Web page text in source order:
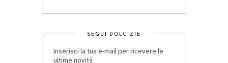
SEGUI DOLCIZIE
Inserisci la tua e-mail per ricevere le
ultime novità